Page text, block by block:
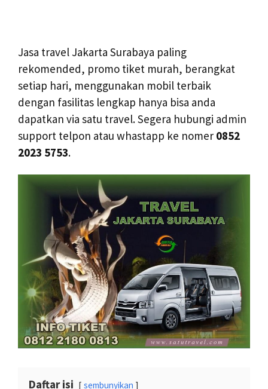
Jasa travel Jakarta Surabaya paling
rekomended, promo tiket murah, berangkat
setiap hari, menggunakan mobil terbaik
dengan fasilitas lengkap hanya bisa anda
dapatkan via satu travel. Segera hubungi admin
support telpon atau whastapp ke nomer 0852
2023 5753.
Daftar isi sembunyikan